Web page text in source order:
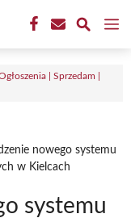
| Sprzedam |
nowego systemu
w Kielcach
systemu